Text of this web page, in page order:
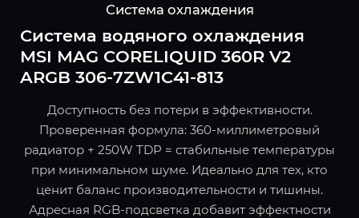
Система охлаждения
Система водяного охлаждения
MSI MAG CORELIQUID 360R V2
ARGB 306-7ZW1C41-813
Доступность без потери в эффективности.
Проверенная формула: 360-миллиметровый
радиатор + 250W TDP = стабильные температуры
при минимальном шуме. Идеально для тех, кто
ценит баланс производительности и тишины.
Адресная RGB-подсветка добавит эффектности